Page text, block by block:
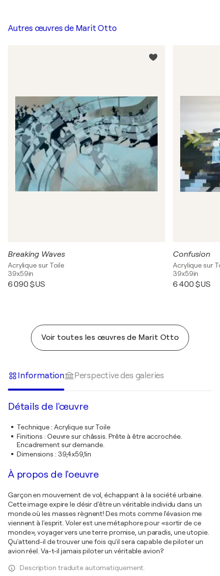
Autres œuvres de Marit Otto
Breaking Waves
Acrylique sur Toile
39x59in
6 090 $US
Confusion
Acrylique sur
39x59in
6 400 $US
Voir toutes les œuvres de Marit Otto
Information Perspective des galeries
Détails de l'œuvre
Technique: Acrylique sur Toile
Finitions : Oeuvre sur châssis. Prête à être accrochée.
Encadrement sur demande.
Dimensions : 39,4x59,1in
À propos de l'oeuvre
Garçon en mouvement de vol, échappant à la société urbaine.
Cette image expire le désir d'être un véritable individu dans un
monde où les masses règnent! Des mots comme l'évasion me
viennent à l'esprit. Voler est une métaphore pour «sortir de ce
monde», voyager vers une terre promise, un paradis, une utopie.
Qu'attend-il de trouver une fois qu'il sera capable de piloter un
avion réel. Va-t-il jamais piloter un véritable avion?
Description traduite automatiquement.